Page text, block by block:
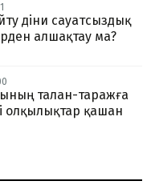
діни сауатсыздық
алшақтау ма?
талан-таражға
олқылықтар қашан